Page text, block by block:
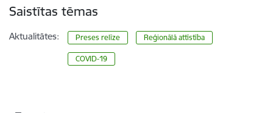
Saistītas tēmas
Aktualitātes: Preses relīze Reģionālā attīstība
COVID-19